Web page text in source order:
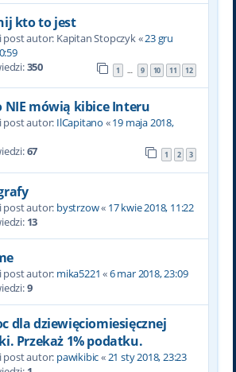
kto to jest
post autor: Kapitan Stopczyk«23 gru
350 1 … 9 10 11 12
NIE mówią kibice Interu
post autor: IlCapitano «19 maja 2018,
67 1 2 3
post autor: bystrzow« 17 kwie 2018, 11:22
13
post autor: mika5221 «6 mar 2018, 23:09
9
dla dziewięciomiesięcznej
Przekaż 1% podatku.
post autor: pawikibic«21 sty 2018, 23:23